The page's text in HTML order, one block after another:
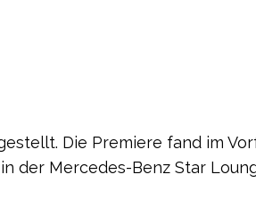
Die Premiere fand im
der Mercedes-Benz Star